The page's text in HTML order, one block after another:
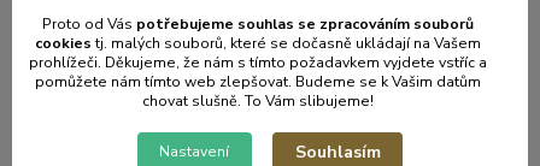
Proto od Vás potřebujeme souhlas se zpracováním souborů
cookiestj. malých souborů, které se dočasně ukládají na Vašem
prohlížeči. Děkujeme, že nám s tímto požadavkem vyjdete vstříc a
pomůžete nám tímto web zlepšovat. Budeme se k Vašim datům
chovat slušně. To Vám slibujeme!
Nastavení Souhlasím